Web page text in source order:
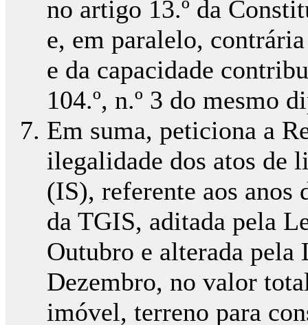
no artigo 13.º da
e, em paralelo,
e da capacidade
104.º, n.º 3 do mesmo
Em suma, peticiona a
ilegalidade dos atos de
(IS), referente aos anos
da TGIS, aditada pela
Outubro e alterada pela
Dezembro, no valor
imóvel, terreno para